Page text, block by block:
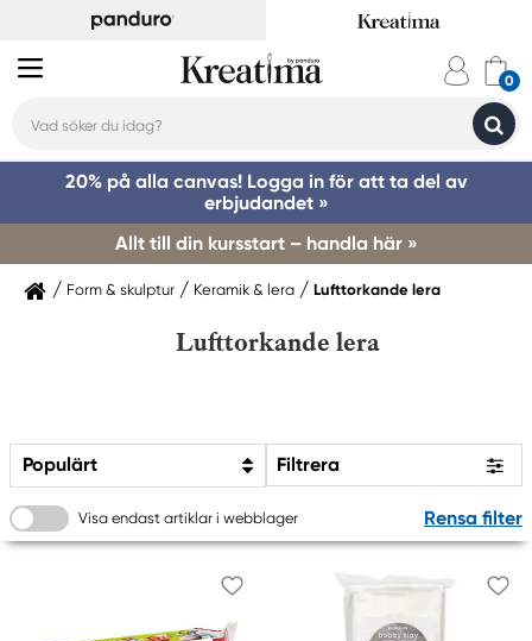
20% på alla canvas! Logga in för att ta del av
erbjudandet »
Allt till din kursstart – handla här »
Form & skulptur Keramik & lera Lufttorkande lera
Lufttorkande lera
Populärt Filtrera
Visa endast artiklar i webblager Rensa filter